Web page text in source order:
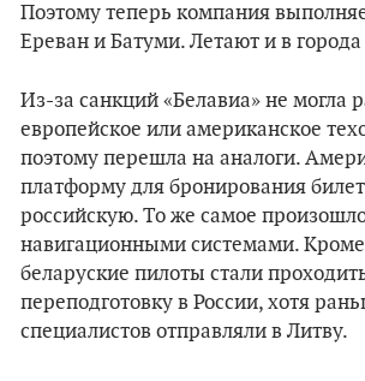
Поэтому теперь компания
Ереван и Батуми. Летают и в города
Из-за санкций «Белавиа» не могла
европейское или американское
поэтому перешла на аналоги.
платформу для бронирования
российскую. То же самое
навигационными системами. Кроме
беларуские пилоты стали
переподготовку в России, хотя
специалистов отправляли в Литву.